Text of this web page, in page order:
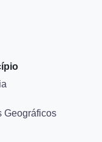
Geográficos